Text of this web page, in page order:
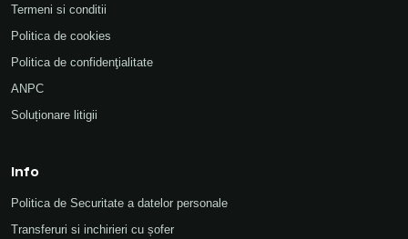
Termeni si conditii
Politica de cookies
Politica de confidenţialitate
ANPC
Soluționare litigii
Info
Politica de Securitate a datelor personale
Transferuri si inchirieri cu șofer